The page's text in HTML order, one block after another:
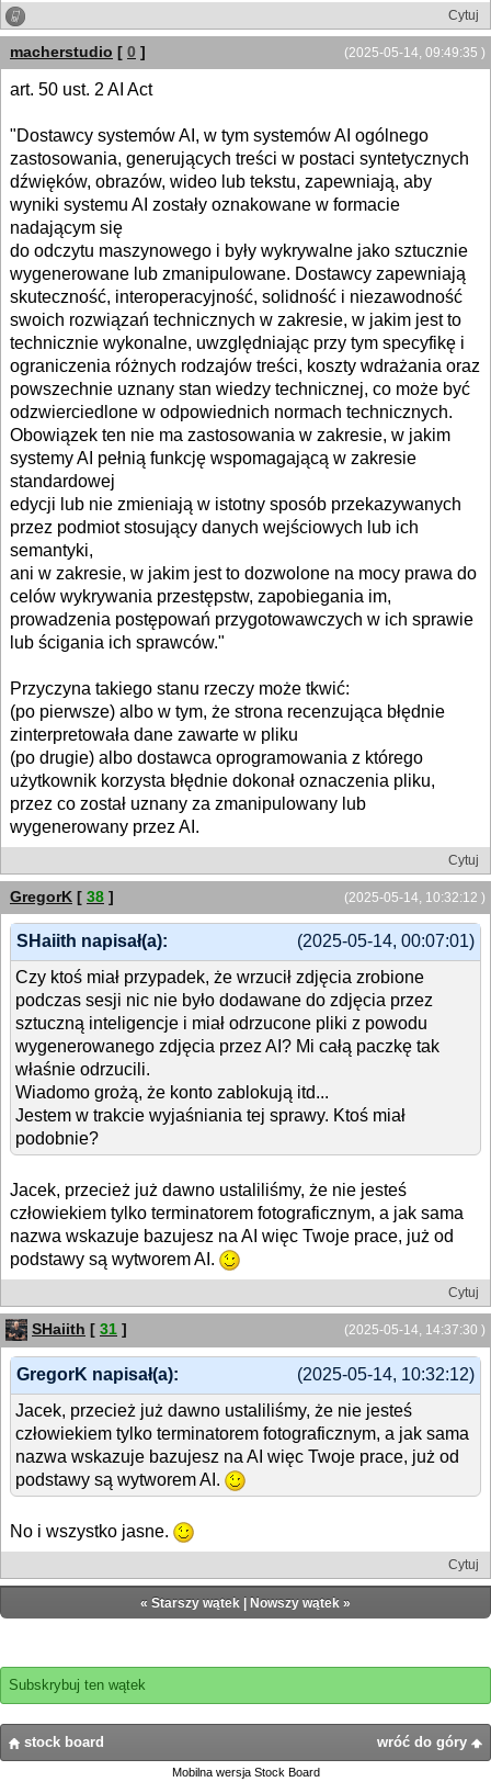
Cytuj
(2025-05-14, 09:49:35 )
macherstudio [ 0 ]
art. 50 ust. 2 AI Act
"Dostawcy systemów AI, w tym systemów AI ogólnego
zastosowania, generujących treści w postaci syntetycznych
dźwięków, obrazów, wideo lub tekstu, zapewniają, aby
wyniki systemu AI zostały oznakowane w formacie
nadającym się
do odczytu maszynowego i były wykrywalne jako sztucznie
wygenerowane lub zmanipulowane. Dostawcy zapewniają
skuteczność, interoperacyjność, solidność i niezawodność
swoich rozwiązań technicznych w zakresie, w jakim jest to
technicznie wykonalne, uwzględniając przy tym specyfikę i
ograniczenia różnych rodzajów treści, koszty wdrażania oraz
powszechnie uznany stan wiedzy technicznej, co może być
odzwierciedlone w odpowiednich normach technicznych.
Obowiązek ten nie ma zastosowania w zakresie, w jakim
systemy AI pełnią funkcję wspomagającą w zakresie
standardowej
edycji lub nie zmieniają w istotny sposób przekazywanych
przez podmiot stosujący danych wejściowych lub ich
semantyki,
ani w zakresie, w jakim jest to dozwolone na mocy prawa do
celów wykrywania przestępstw, zapobiegania im,
prowadzenia postępowań przygotowawczych w ich sprawie
lub ścigania ich sprawców."
Przyczyna takiego stanu rzeczy może tkwić:
(po pierwsze) albo w tym, że strona recenzująca błędnie
zinterpretowała dane zawarte w pliku
(po drugie) albo dostawca oprogramowania z którego
użytkownik korzysta błędnie dokonał oznaczenia pliku,
przez co został uznany za zmanipulowany lub
wygenerowany przez AI.
Cytuj
(2025-05-14, 10:32:12 )
GregorK [ 38 ]
(2025-05-14, 00:07:01)
SHaiith napisał(a):
Czy ktoś miał przypadek, że wrzucił zdjęcia zrobione
podczas sesji nic nie było dodawane do zdjęcia przez
sztuczną inteligencje i miał odrzucone pliki z powodu
wygenerowanego zdjęcia przez AI? Mi całą paczkę tak
właśnie odrzucili.
Wiadomo grożą, że konto zablokują itd...
Jestem w trakcie wyjaśniania tej sprawy. Ktoś miał
podobnie?
Jacek, przecież już dawno ustaliliśmy, że nie jesteś
człowiekiem tylko terminatorem fotograficznym, a jak sama
nazwa wskazuje bazujesz na AI więc Twoje prace, już od
podstawy są wytworem AI.
Cytuj
(2025-05-14, 14:37:30 )
SHaiith [ 31 ]
(2025-05-14, 10:32:12)
GregorK napisał(a):
Jacek, przecież już dawno ustaliliśmy, że nie jesteś
człowiekiem tylko terminatorem fotograficznym, a jak sama
nazwa wskazuje bazujesz na AI więc Twoje prace, już od
podstawy są wytworem AI.
No i wszystko jasne.
Cytuj
« Starszy wątek Nowszy wątek »
Subskrybuj ten wątek
wróć do góry
stock board
Mobilna wersja Stock Board